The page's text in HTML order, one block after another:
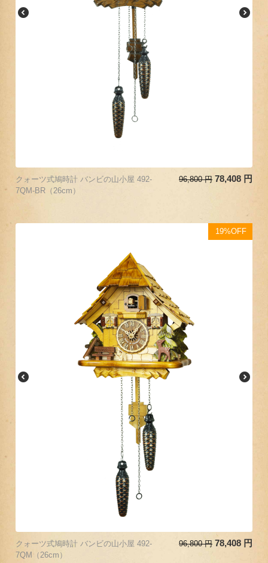
クォーツ式鳩時計 バンビの山小屋 492-
7QM-BR（26cm）
96,800 円 78,408 円
19%OFF
クォーツ式鳩時計 バンビの山小屋 492-
7QM（26cm）
96,800 円 78,408 円